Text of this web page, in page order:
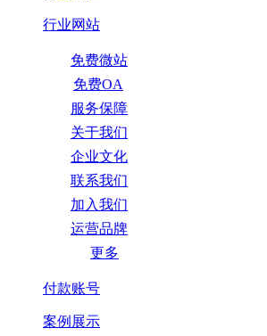
行业网站
免费微站
免费OA
服务保障
关于我们
企业文化
联系我们
加入我们
运营品牌
更多
付款账号
案例展示